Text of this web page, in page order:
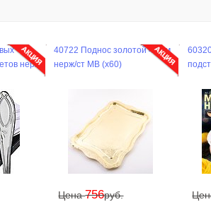
нерж/
40722 Поднос золотой 48 см
нерж/ст MB (х60)
Цена756руб.